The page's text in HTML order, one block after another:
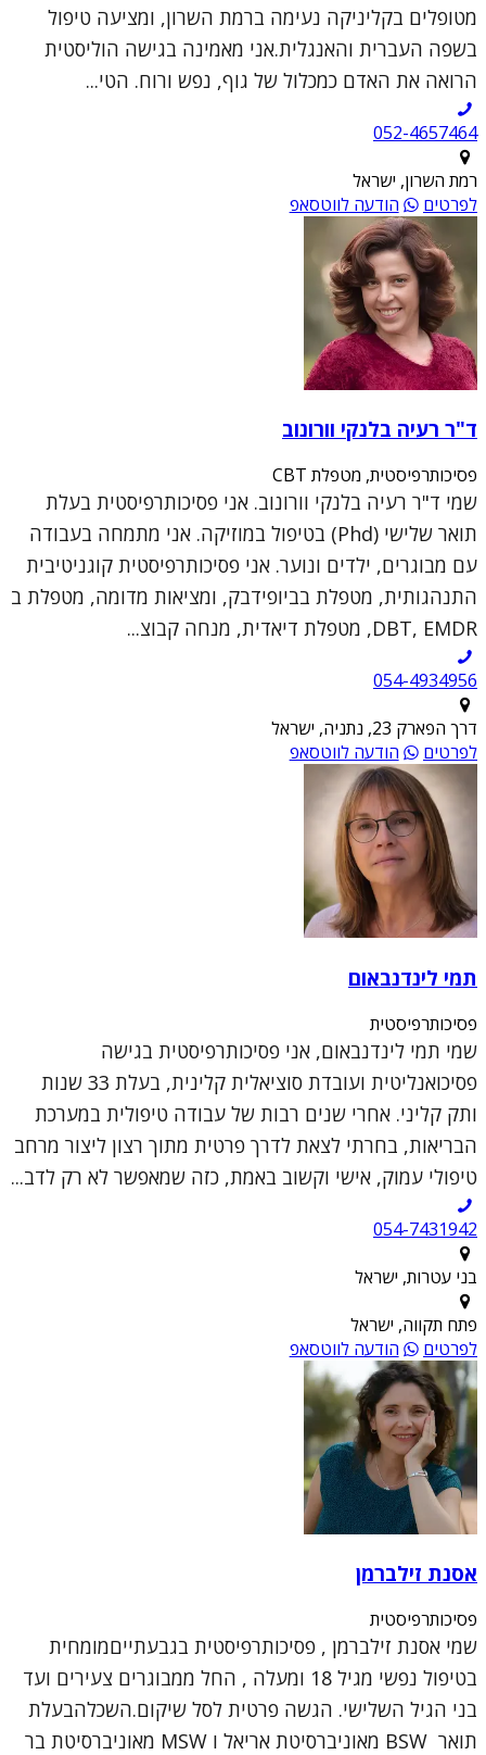
מטופלים בקליניקה נעימה ברמת השרון, ומציעה טיפול
בשפה העברית והאנגלית.אני מאמינה בגישה הוליסטית
הרואה את האדם כמכלול של גוף, נפש ורוח. הטי...
052-4657464
רמת השרון, ישראל
לפרטים
הודעה לווטסאפ
ד"ר רעיה בלנקי וורונוב
פסיכותרפיסטית, מטפלת CBT
שמי ד"ר רעיה בלנקי וורונוב. אני פסיכותרפיסטית בעלת
תואר שלישי (Phd) בטיפול במוזיקה. אני מתמחה בעבודה
עם מבוגרים, ילדים ונוער. אני פסיכותרפיסטית קוגניטיבית
התנהגותית, מטפלת בביופידבק, ומציאות מדומה, מטפלת ב
DBT, EMDR, מטפלת דיאדית, מנחה קבוצ...
054-4934956
דרך הפארק 23, נתניה, ישראל
לפרטים
הודעה לווטסאפ
תמי לינדנבאום
פסיכותרפיסטית
שמי תמי לינדנבאום, אני פסיכותרפיסטית בגישה
פסיכואנליטית ועובדת סוציאלית קלינית, בעלת 33 שנות
ותק קליני. אחרי שנים רבות של עבודה טיפולית במערכת
הבריאות, בחרתי לצאת לדרך פרטית מתוך רצון ליצור מרחב
טיפולי עמוק, אישי וקשוב באמת, כזה שמאפשר לא רק לדב...
054-7431942
בני עטרות, ישראל
פתח תקווה, ישראל
לפרטים
הודעה לווטסאפ
אסנת זילברמן
פסיכותרפיסטית
שמי אסנת זילברמן , פסיכותרפיסטית בגבעתייםמומחית
בטיפול נפשי מגיל 18 ומעלה , החל ממבוגרים צעירים ועד
בני הגיל השלישי. הגשה פרטית לסל שיקום.השכלהבעלת
תואר BSW מאוניברסיטת אריאל ו MSW מאוניברסיטת בר